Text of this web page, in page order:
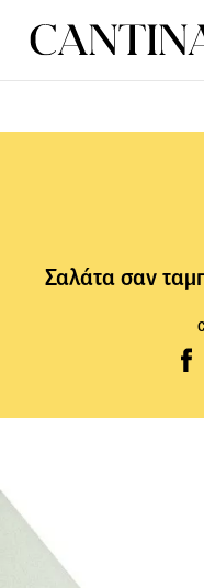
Σαλάτα σαν